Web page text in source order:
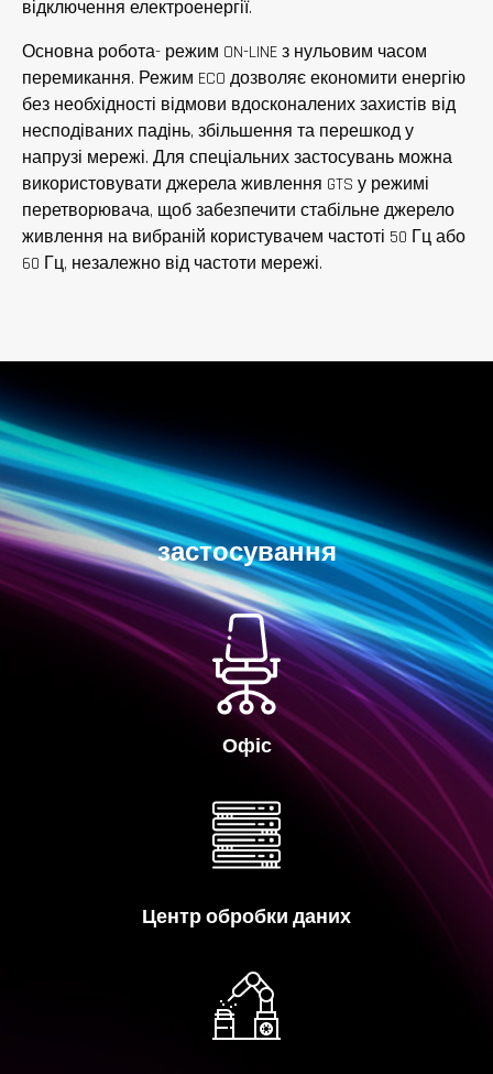
відключення електроенергії.
Основна робота- режим ON-LINE з нульовим часом
перемикання. Режим ECO дозволяє економити енергію
без необхідності відмови вдосконалених захистів від
несподіваних падінь, збільшення та перешкод у
напрузі мережі. Для спеціальних застосувань можна
використовувати джерела живлення GTS у режимі
перетворювача, щоб забезпечити стабільне джерело
живлення на вибраній користувачем частоті 50 Гц або
60 Гц, незалежно від частоти мережі.
застосування
Офіс
Центр обробки даних